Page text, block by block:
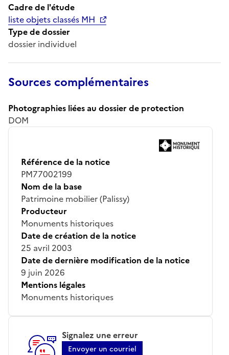
Cadre de l'étude
liste objets classés MH
Type de dossier
dossier individuel
Sources complémentaires
Photographies liées au dossier de protection
DOM
Référence de la notice
PM77002199
Nom de la base
Patrimoine mobilier (Palissy)
Producteur
Monuments historiques
Date de création de la notice
25 avril 2003
Date de dernière modification de la notice
9 juin 2026
Mentions légales
Monuments historiques
Signalez une erreur
Envoyer un courriel